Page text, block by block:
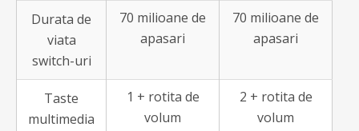
Durata de
viata
switch-uri
70 milioane de
apasari
70 milioane de
apasari
Taste
multimedia
1 + rotita de
volum
2 + rotita de
volum